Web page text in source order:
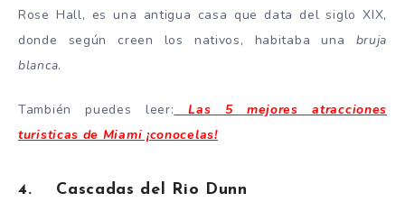
Rose Hall, es una antigua casa que data del siglo XIX,
donde según creen los nativos, habitaba una bruja
blanca.
También puedes leer: Las 5 mejores atracciones
turisticas de Miami ¡conocelas!
4. Cascadas del Rio Dunn